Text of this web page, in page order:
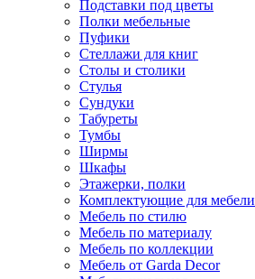
Подставки под цветы
Полки мебельные
Пуфики
Стеллажи для книг
Столы и столики
Стулья
Сундуки
Табуреты
Тумбы
Ширмы
Шкафы
Этажерки, полки
Комплектующие для мебели
Мебель по стилю
Мебель по материалу
Мебель по коллекции
Мебель от Garda Decor